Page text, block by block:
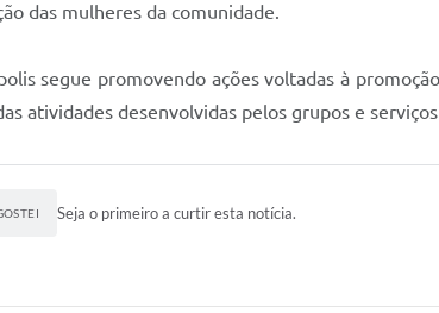
das mulheres da comunidade.
segue promovendo ações voltadas à
atividades desenvolvidas pelos grupos e
Seja o primeiro a curtir esta notícia.